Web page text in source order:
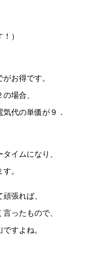
）
お得です。
場合、
代の単価が９．
イムになり、
。
張れば、
ったもので、
すよね。